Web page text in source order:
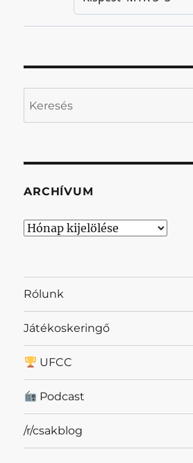
ARCHÍVUM
Archívum
Rólunk
Játékoskeringő
UFCC
Podcast
/r/csakblog